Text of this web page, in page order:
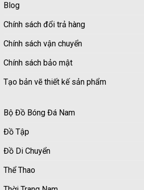
Blog
Chính sách đổi trả hàng
Chính sách vận chuyển
Chính sách bảo mật
Tạo bản vẽ thiết kế sản phẩm
Bộ Đồ Bóng Đá Nam
Đồ Tập
Đồ Di Chuyển
Thể Thao